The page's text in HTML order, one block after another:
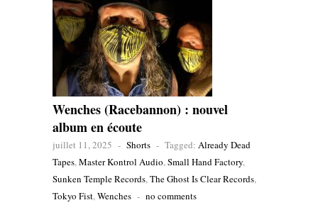
Wenches (Racebannon) : nouvel
album en écoute
juillet 11, 2025 - Shorts - Tagged: Already Dead
Tapes,Master Kontrol Audio,Small Hand Factory,
Sunken Temple Records,The Ghost Is Clear Records,
Tokyo Fist,Wenches - no comments